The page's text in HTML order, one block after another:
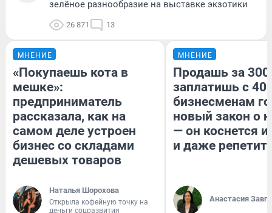
зелёное разнообразие на выставке экзотики
26 871 13
МНЕНИЕ
«Покупаешь кота в
мешке»:
предприниматель
рассказала, как на
самом деле устроен
бизнес со складами
дешевых товаров
Наталья Шорохова
Открыла кофейную точку на
деньги соцразвития
МНЕНИЕ
Продашь за
заплатишь с
бизнесменам
новый закон о
— он коснется
и даже
Анастасия